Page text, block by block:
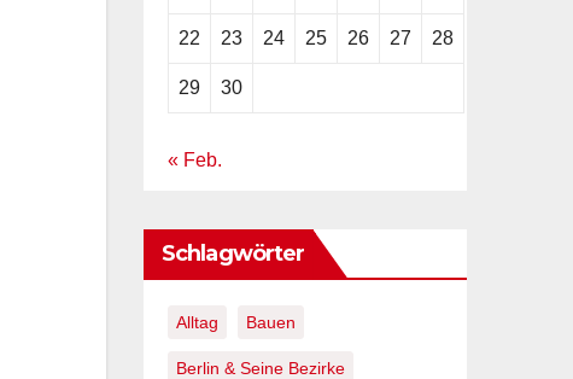
22 23 24 25 26 27 28
29 30
« Feb.
Schlagwörter
Alltag Bauen
Berlin & Seine Bezirke